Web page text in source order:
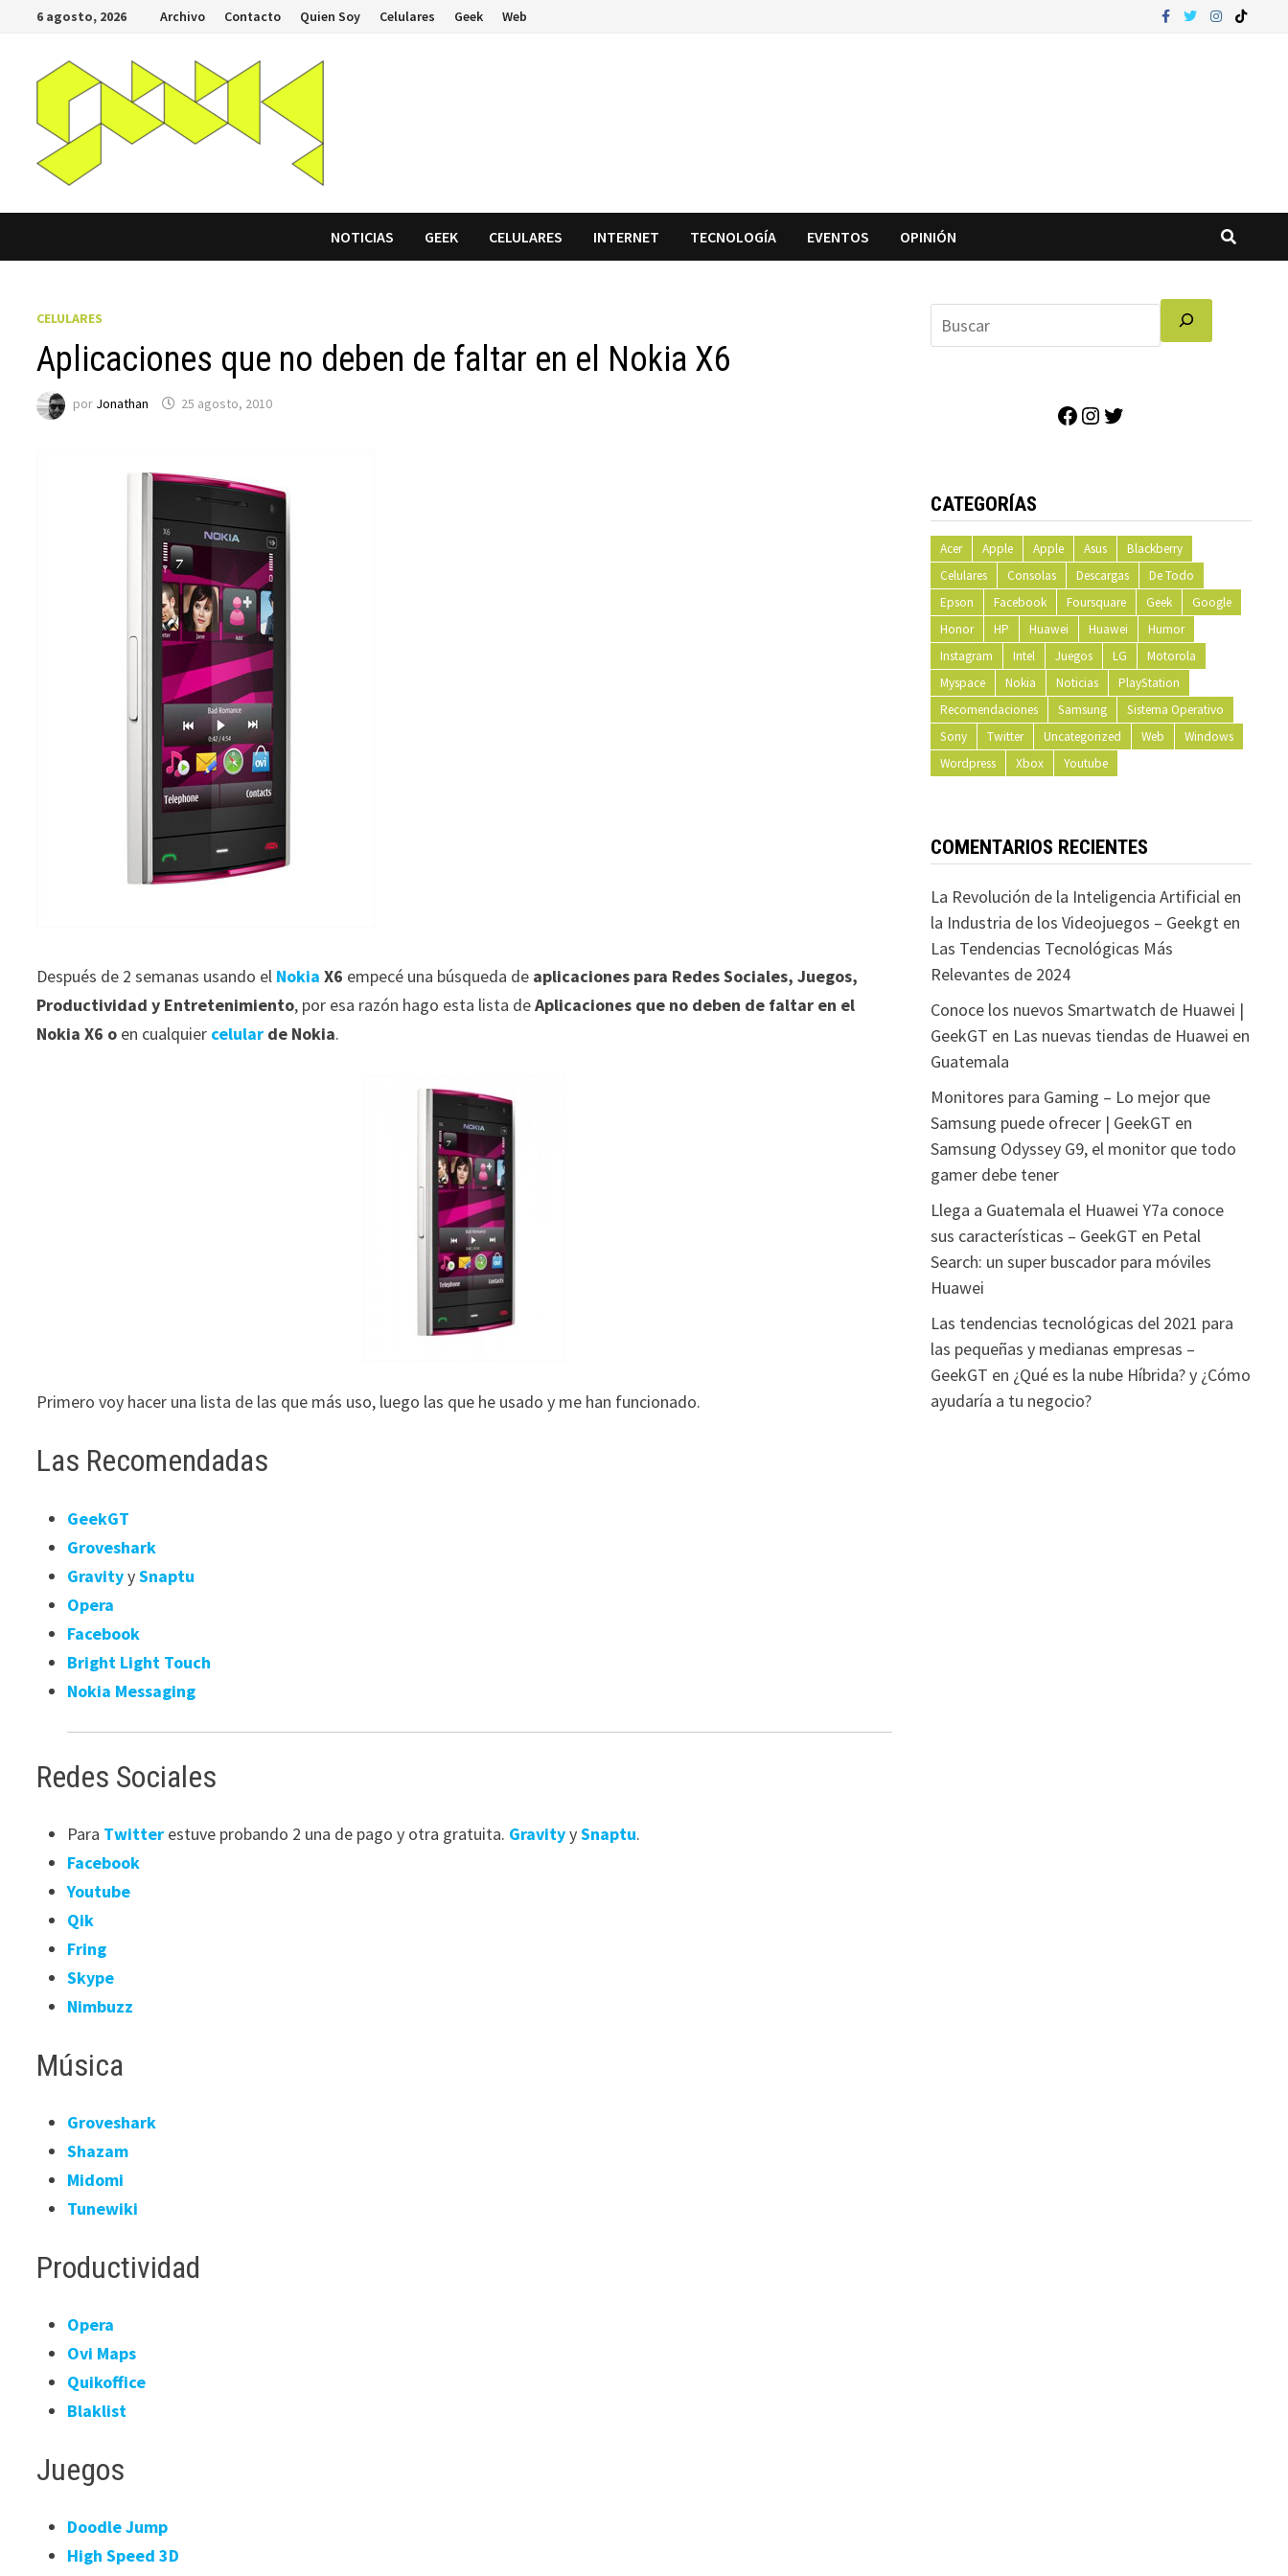
Saltar
contenido
6 agosto, 2026 Archivo Contacto Quien Soy Celulares Geek Web
NOTICIAS GEEK CELULARES INTERNET TECNOLOGÍA EVENTOS OPINIÓN
CELULARES
Aplicaciones que no deben de faltar en el Nokia X6
por Jonathan 25 agosto, 2010
Después de 2 semanas usando el Nokia X6 empecé una búsqueda de aplicaciones para Redes Sociales, Juegos,
Productividad y Entretenimiento, por esa razón hago esta lista deAplicaciones que no deben de faltar en el
Nokia X6 o en cualquier celular de Nokia.
Primero voy hacer una lista de las que más uso, luego las que he usado y me han funcionado.
Las Recomendadas
GeekGT
Groveshark
GravityySnaptu
Opera
Facebook
Bright Light Touch
Nokia Messaging
Redes Sociales
Para Twitter estuve probando 2 una de pago y otra gratuita. GravityySnaptu.
Facebook
Youtube
Qik
Fring
Skype
Nimbuzz
Música
Groveshark
Shazam
Midomi
Tunewiki
Productividad
Opera
Ovi Maps
Quikoffice
Blaklist
Juegos
Doodle Jump
High Speed 3D
Facebook
Instagram
CATEGORÍAS
Acer Apple Apple Asus
Blackberry
Celulares
Consolas Descargas
De Todo
Epson
Facebook Foursquare Geek
Google
Honor
HP Huawei Huawei
Humor
Instagram
Intel Juegos LG
Motorola
Myspace
Nokia Noticias
PlayStation
Recomendaciones
Samsung
Sistema Operativo
Sony
Twitter Uncategorized Web
Windows
Wordpress
Xbox Youtube
COMENTARIOS RECIENTES
La Revolución de la Inteligencia Artificial en
la Industria de los Videojuegos – Geekgten
Las Tendencias Tecnológicas Más
Relevantes de 2024
Conoce los nuevos Smartwatch de Huawei |
GeekGT en Las nuevas tiendas de Huawei en
Guatemala
Monitores para Gaming – Lo mejor que
Samsung puede ofrecer | GeekGT en
Samsung Odyssey G9, el monitor que todo
gamer debe tener
Llega a Guatemala el Huawei Y7a conoce
sus características – GeekGT en Petal
Search: un super buscador para móviles
Huawei
Las tendencias tecnológicas del 2021 para
las pequeñas y medianas empresas –
GeekGT en ¿Qué es la nube Híbrida? y ¿Cómo
ayudaría a tu negocio?